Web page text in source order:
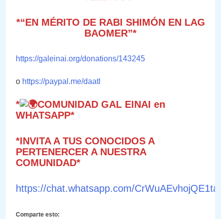
*“EN MÉRITO DE RABI SHIMÓN EN LAG
BAOMER”*
https://galeinai.org/donations/143245
o https://paypal.me/daatl
*
COMUNIDAD GAL EINAI en
WHATSAPP*
*INVITA A TUS CONOCIDOS A
PERTENERCER A NUESTRA
COMUNIDAD*
https://chat.whatsapp.com/
Comparte esto: